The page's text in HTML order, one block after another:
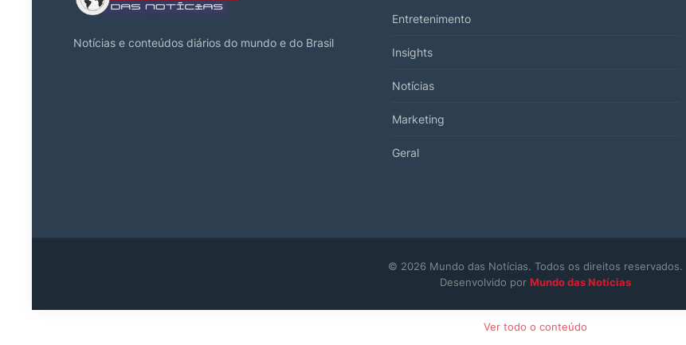
Notícias e conteúdos diários do mundo e do Brasil
Entretenimento
Insights
Notícias
Marketing
Geral
© 2026 Mundo das Notícias. Todos os direitos reservados.
Desenvolvido por Mundo das Notícias
Ver todo o conteúdo